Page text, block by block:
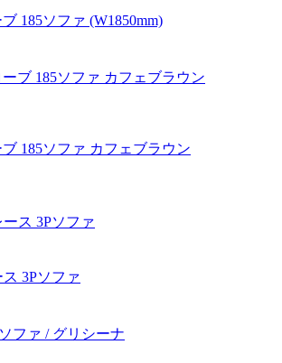
185ソファ (W1850mm)
185ソファ カフェブラウン
3Pソファ